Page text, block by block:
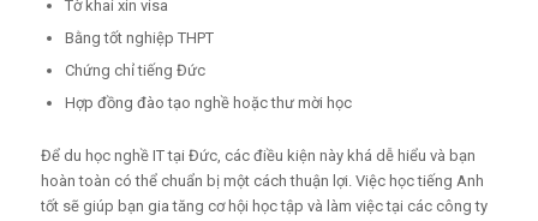
Tờ khai xin visa
Bằng tốt nghiệp THPT
Chứng chỉ tiếng Đức
Hợp đồng đào tạo nghề hoặc thư mời học
Để du học nghề IT tại Đức, các điều kiện này khá dễ hiểu và bạn
hoàn toàn có thể chuẩn bị một cách thuận lợi. Việc học tiếng Anh
tốt sẽ giúp bạn gia tăng cơ hội học tập và làm việc tại các công ty